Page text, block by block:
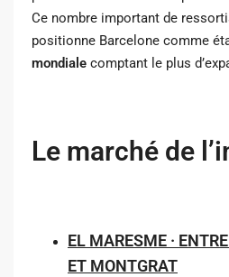
Ce nombre important de
positionne Barcelone comme
mondiale comptant le plus
Le marché de
EL MARESME ·
ET MONTGRAT